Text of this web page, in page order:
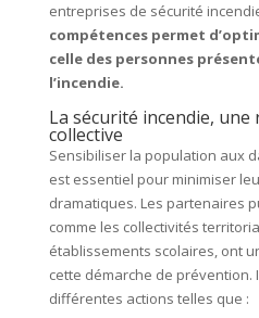
entreprises de sécurité
compétences permet
celle des personnes
l’incendie.
La sécurité incendie,
collective
Sensibiliser la population aux
est essentiel pour minimiser
dramatiques. Les partenaires
comme les collectivités
établissements scolaires, ont
cette démarche de prévention.
différentes actions telles que :